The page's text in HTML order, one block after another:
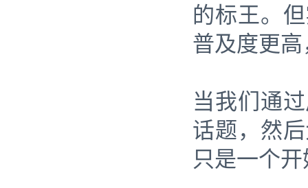
的标王。
普及度更
当我们通
话题，然
只是一个